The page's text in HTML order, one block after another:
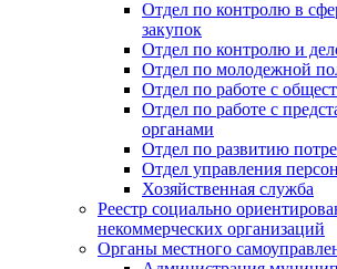
Отдел по контролю в
закупок
Отдел по контролю и
Отдел по молодежной
Отдел по работе с
Отдел по работе с
органами
Отдел по развитию
Отдел управления
Хозяйственная служба
Реестр социально
некоммерческих организаций
Органы местного